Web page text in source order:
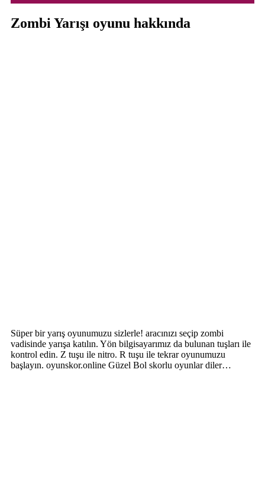
Zombi Yarışı oyunu hakkında
Süper bir yarış oyunumuzu sizlerle! aracınızı seçip zombi
vadisinde yarışa katılın. Yön bilgisayarımız da bulunan tuşları ile
kontrol edin. Z tuşu ile nitro. R tuşu ile tekrar oyunumuzu
başlayın. oyunskor.online Güzel Bol skorlu oyunlar diler…